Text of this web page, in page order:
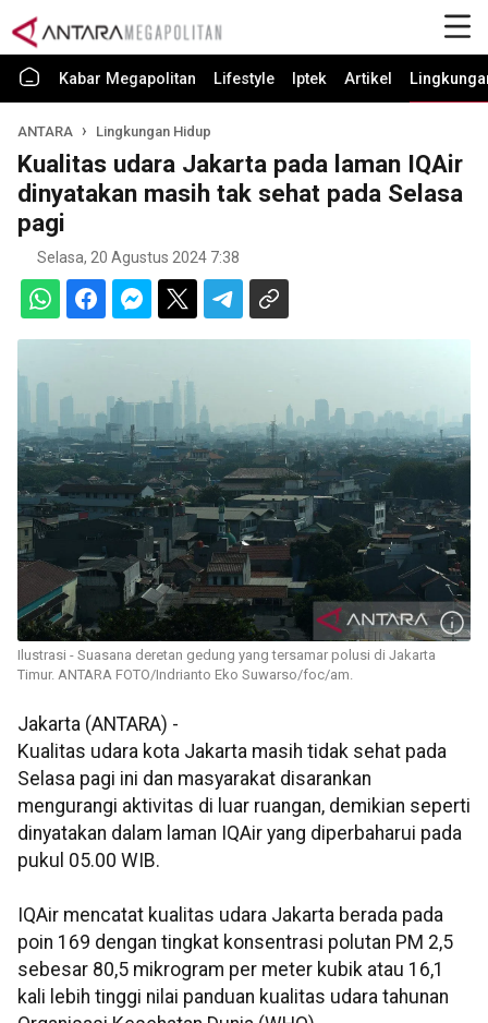
Kabar Megapolitan Lifestyle Iptek Artikel
ANTARA Lingkungan Hidup
Kualitas udara Jakarta pada laman IQAir
dinyatakan masih tak sehat pada Selasa
pagi
Selasa, 20 Agustus 2024 7:38
Ilustrasi - Suasana deretan gedung yang tersamar polusi di Jakarta
Timur. ANTARA FOTO/Indrianto Eko Suwarso/foc/am.
Jakarta (ANTARA) -
Kualitas udara kota Jakarta masih tidak sehat pada
Selasa pagi ini dan masyarakat disarankan
mengurangi aktivitas di luar ruangan, demikian seperti
dinyatakan dalam laman IQAir yang diperbaharui pada
pukul 05.00 WIB.
IQAir mencatat kualitas udara Jakarta berada pada
poin 169 dengan tingkat konsentrasi polutan PM 2,5
sebesar 80,5 mikrogram per meter kubik atau 16,1
kali lebih tinggi nilai panduan kualitas udara tahunan